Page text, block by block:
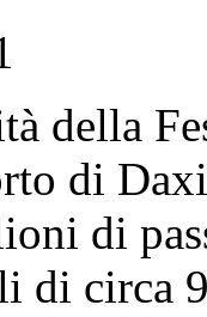
della
di
di
di circa